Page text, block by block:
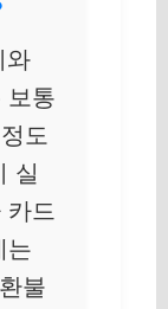
와
보통
도
실
드
는
불